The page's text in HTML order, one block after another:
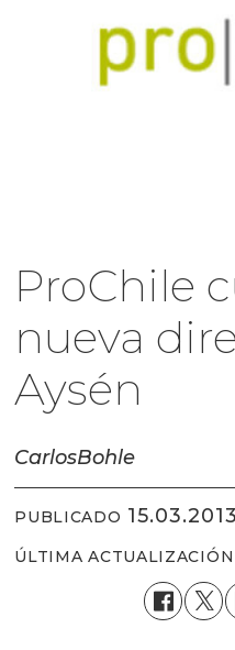
ProChile
nueva
Aysén
CarlosBohle
PUBLICADO
ÚLTIMA ACTUALIZACIÓN